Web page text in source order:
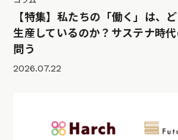
【特集】私たちの「働く」は、
生産しているのか？サステナ時
問う
2026.07.22